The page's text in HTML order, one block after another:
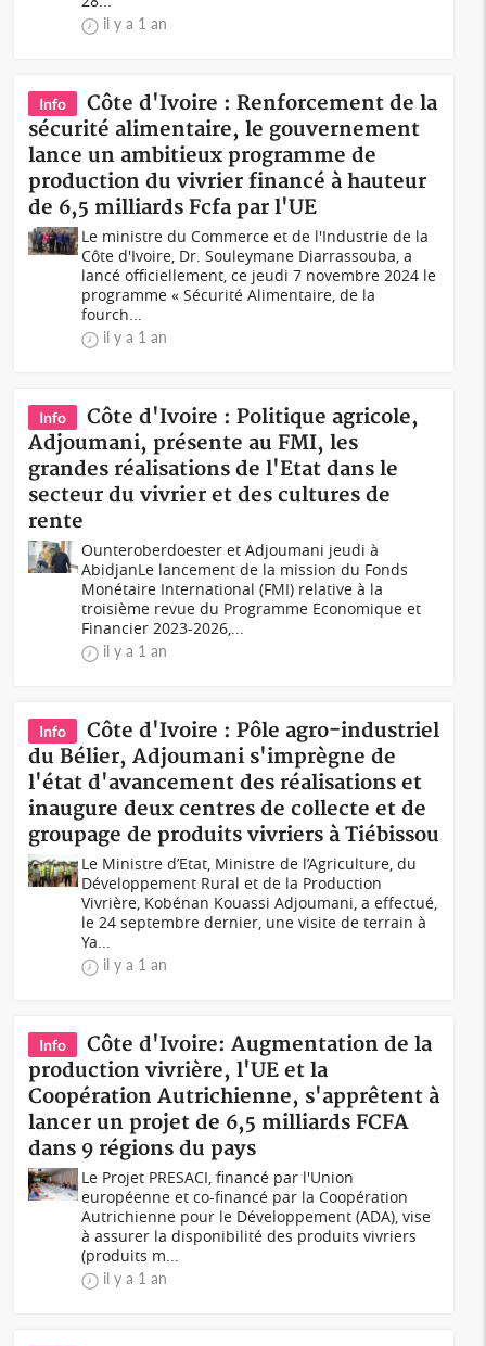
il y a 1 an
Info
Côte d'Ivoire : Renforcement de la
sécurité alimentaire, le gouvernement
lance un ambitieux programme de
production du vivrier financé à hauteur
de 6,5 milliards Fcfa par l'UE
Le ministre du Commerce et de l'Industrie de la
Côte d'Ivoire, Dr. Souleymane Diarrassouba, a
lancé officiellement, ce jeudi 7 novembre 2024 le
programme « Sécurité Alimentaire, de la
fourch...
il y a 1 an
Info
Côte d'Ivoire : Politique agricole,
Adjoumani, présente au FMI, les
grandes réalisations de l'Etat dans le
secteur du vivrier et des cultures de
rente
Ounteroberdoester et Adjoumani jeudi à
AbidjanLe lancement de la mission du Fonds
Monétaire International (FMI) relative à la
troisième revue du Programme Economique et
Financier 2023-2026,...
il y a 1 an
Info
Côte d'Ivoire : Pôle agro-industriel
du Bélier, Adjoumani s'imprègne de
l'état d'avancement des réalisations et
inaugure deux centres de collecte et de
groupage de produits vivriers à Tiébissou
Le Ministre d’Etat, Ministre de l’Agriculture, du
Développement Rural et de la Production
Vivrière, Kobénan Kouassi Adjoumani, a effectué,
le 24 septembre dernier, une visite de terrain à
Ya...
il y a 1 an
Info
Côte d'Ivoire: Augmentation de la
production vivrière, l'UE et la
Coopération Autrichienne, s'apprêtent à
lancer un projet de 6,5 milliards FCFA
dans 9 régions du pays
Le Projet PRESACI, financé par l'Union
européenne et co-financé par la Coopération
Autrichienne pour le Développement (ADA), vise
à assurer la disponibilité des produits vivriers
(produits m...
il y a 1 an